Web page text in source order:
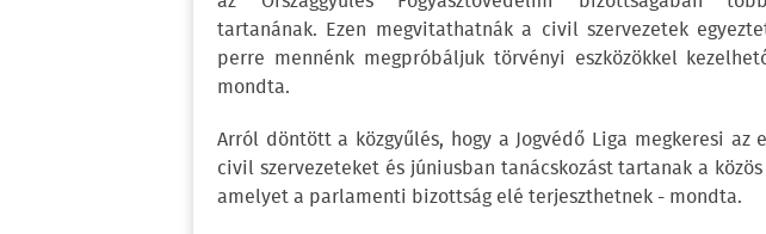
tartanának. Ezen megvitathatnák a civil szervezetek
perre mennénk megpróbáljuk törvényi eszközökkel
mondta.
Arról döntött a közgyűlés, hogy a Jogvédő Liga megkeresi az
civil szervezeteket és júniusban tanácskozást tartanak a
amelyet a parlamenti bizottság elé terjeszthetnek - mondta.